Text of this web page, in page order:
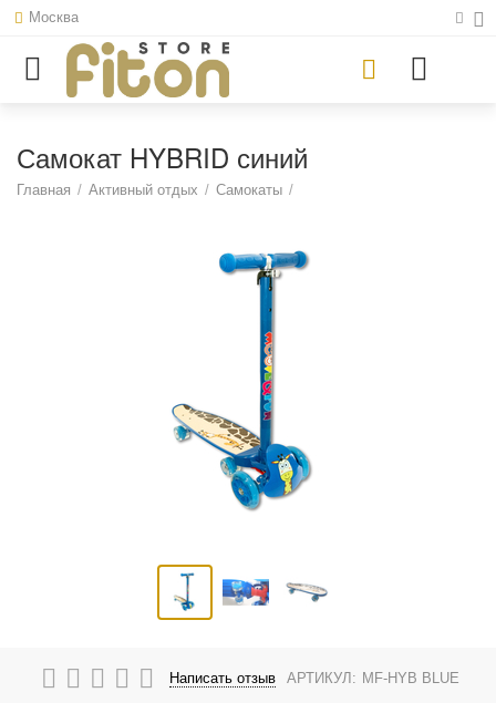
Москва
Самокат HYBRID синий
Главная / Активный отдых / Самокаты /
Написать отзыв АРТИКУЛ: MF-HYB BLUE